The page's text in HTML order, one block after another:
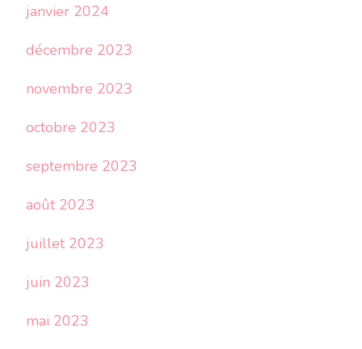
janvier 2024
décembre 2023
novembre 2023
octobre 2023
septembre 2023
août 2023
juillet 2023
juin 2023
mai 2023